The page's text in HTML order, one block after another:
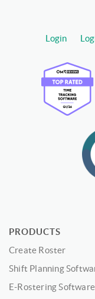
Login
PRODUCTS
Create Roster
Shift Planning
E-Rostering Software